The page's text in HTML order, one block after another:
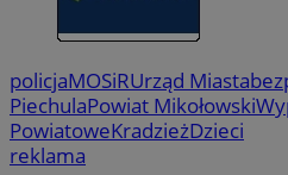
policjaMOSiRUrząd Miasta
PiechulaPowiat Mikołowski
PowiatoweKradzieżDzieci
reklama